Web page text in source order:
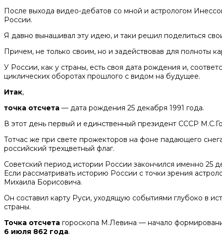
После выхода видео-дебатов со мной и астрологом
России.
Я давно вынашивал эту идею, и таки решил поделиться
Причем, не только своим, но и задействовав для полноты
У России, как у страны, есть своя дата рождения и,
циклических оборотах прошлого с видом на будущее.
Итак,
точка отсчета — дата рождения 25 декабря 1991 года.
В этот день первый и единственный президент СССР
Тотчас же при свете прожекторов на фоне падающего
российский трехцветный флаг.
Советский период истории России закончился именно 25
Если рассматривать историю России с точки зрения
Михаила Борисовича.
Он составил карту Руси, уходящую событиями глубоко в
страны.
Точка отсчета гороскопа М.Левина — начало
6 июля 862 года.